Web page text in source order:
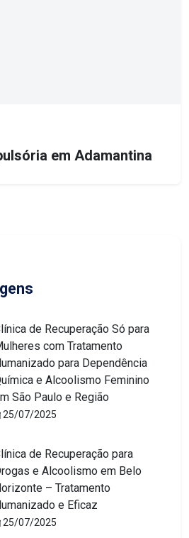
em Adamantina
de Recuperação Só para
com Tratamento
para Dependência
e Alcoolismo Feminino
São Paulo e Região
25/07/2025
de Recuperação para
e Alcoolismo em Belo
– Tratamento
e Eficaz
25/07/2025